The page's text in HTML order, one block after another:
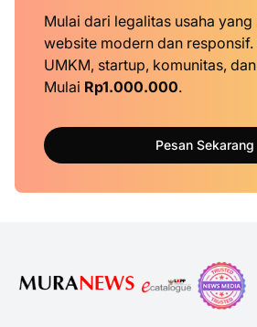
Mulai dari legalitas usaha yang
website modern dan
UMKM, startup, komunitas,
Mulai Rp1.000.000.
Pesan Sekarang